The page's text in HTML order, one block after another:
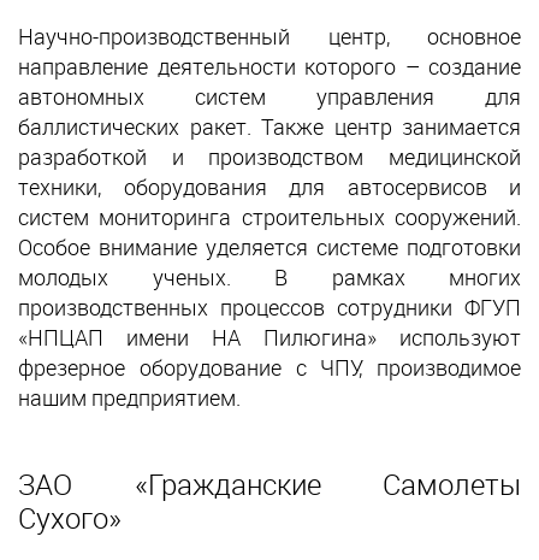
Научно-производственный центр, основное
направление деятельности которого – создание
автономных систем управления для
баллистических ракет. Также центр занимается
разработкой и производством медицинской
техники, оборудования для автосервисов и
систем мониторинга строительных сооружений.
Особое внимание уделяется системе подготовки
молодых ученых. В рамках многих
производственных процессов сотрудники ФГУП
«НПЦАП имени НА Пилюгина» используют
фрезерное оборудование с ЧПУ, производимое
нашим предприятием.
ЗАО «Гражданские Самолеты
Сухого»